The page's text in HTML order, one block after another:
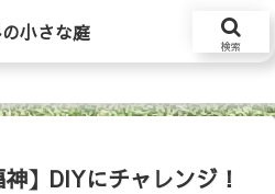
小さな庭
】DIYにチャレンジ！
小さな庭
検索